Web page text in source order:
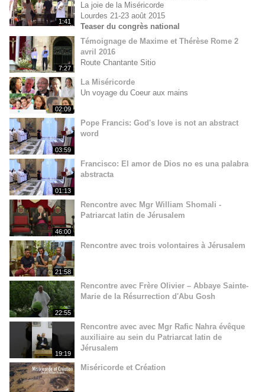
1:41
La joie de la Miséricorde
Lourdes 21-23 août 2015
Teaser du congrès national
7:27
Témoignage de Maxime et Thérèse Rome 2
avril 2016
Route Chantante Sitio
02:09
La Miséricorde
Un voyage du Coeur aux mains
03:59
Pope Francis: God's love is not an abstract
word
01:13
Francisco: El amor de Dios no es una palabra
abstracta
46:00
Rencontre avec Mgr William Shomali -
Patriarcat latin de Jérusalem
21:58
Rencontre avec trois volontaires à Jérusalem
22:55
Rencontre avec Frère Olivier – Abbaye Sainte-
Marie de la Résurrection d'Abu Gosh
19:19
Rencontre avec avec Mgr Rafic Nahra évêque
auxiliaire au sein du Patriarcat latin de
Jérusalem
Miséricorde et Création